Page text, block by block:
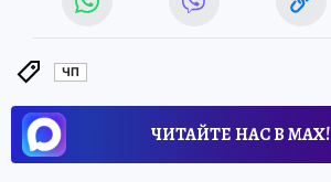
ЧП
ЧИТАЙТЕ НАС В МАХ!